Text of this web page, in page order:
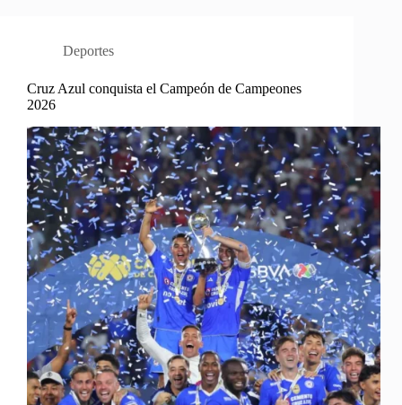
Deportes
Cruz Azul conquista el Campeón de Campeones
2026